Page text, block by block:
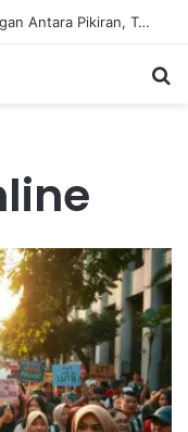
Kesehatan Mental: Menggali Hubungan Antara Pikiran, Tubuh, dan Emosi secara Mendalam